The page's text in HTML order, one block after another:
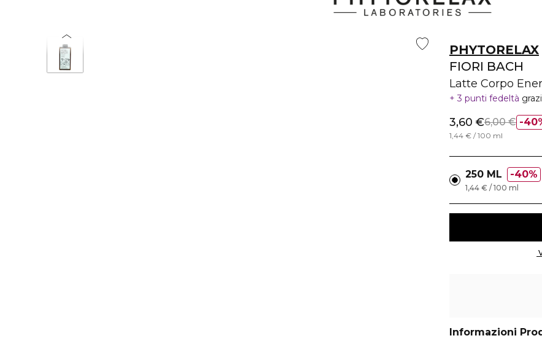
PHYTORELAX
FIORI BACH
Latte Corpo
3 punti fedeltà
3,60 €6,00 €
1,44 € / 100 ml
250 ML 40%
1,44 € / 100 ml
Informazioni